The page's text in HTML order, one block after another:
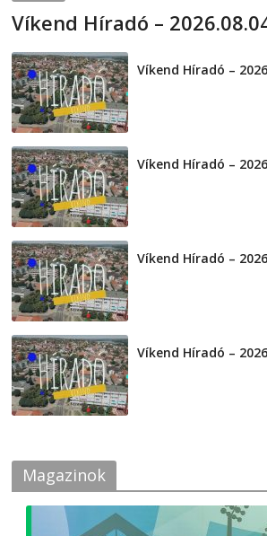
Víkend Híradó –
Víkend Híradó –
Víkend Híradó –
Víkend Híradó –
Víkend Híradó –
Magazinok